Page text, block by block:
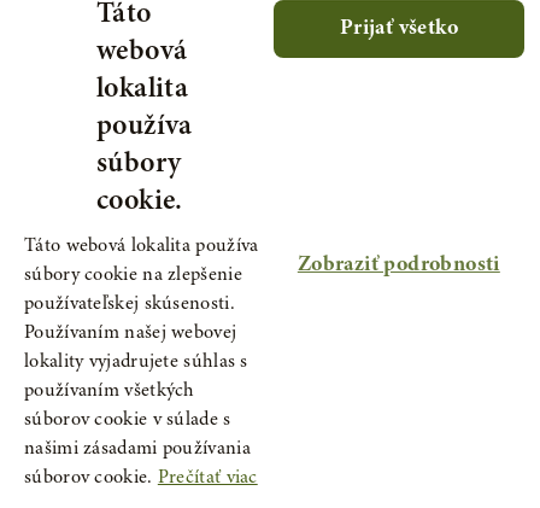
Táto
webová
lokalita
používa
súbory
cookie.
Táto webová lokalita používa
súbory cookie na zlepšenie
používateľskej skúsenosti.
Používaním našej webovej
lokality vyjadrujete súhlas s
používaním všetkých
súborov cookie v súlade s
našimi zásadami používania
súborov cookie. Prečítať viac
Prijať všetko
Zobraziť podrobnosti